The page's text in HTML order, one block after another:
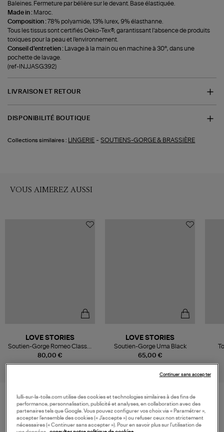
Baleines. Fermeture par bélière sur le devant. Base élastiquée.
Made in : Maroc.
Composition : 78% polyamide, 13% lurex, 9% élasthanne.
Tous les tissus sont certifiés Oeko-Tex®, garantissant l'absence de produits
toxiques pour la peau et l'environnement.
Conseil d'entretien :
Lavage à la main ou en machine à 30°, dans une
pochette de lavage.
(ref-INJJASG392)
LIVRAISON ET RETOUR
DISPONIBILITÉ BOUTIQUE
Collections similaires : LINGERIE -SOUTIENS-GORGE & BRASSIÈRE
VOUS AIMEREZ AUSSI
80,00 €
LOVE STORIES
Soutien-Gorge Romeo Classic
Zebra
65,00 €
LOVE STORIES
Soutien-Gorge Uma Black
VOS DERNIERS PRODUITS VUS
lulli-sur-la-toile.com utilise des cookies et technologies similaires à des fins de
performance, personnalisation, publicité et analyses, en collaboration avec des
partenaires tels que Google. Vous pouvez configurer vos choix via « Paramétrer »,
accepter l’ensemble des cookies (« J’accepte ») ou refuser ceux non strictement
nécessaires (« Continuer sans accepter »). Pour en savoir plus sur l’utilisation de
Continuer sans accepter